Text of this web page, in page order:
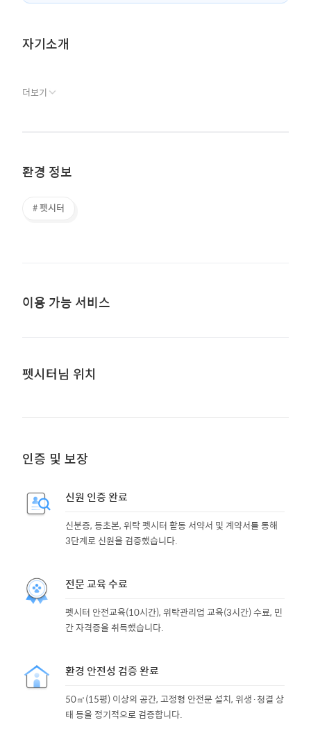
자기소개
더보기
환경 정보
# 펫시터
이용 가능 서비스
펫시터님 위치
인증 및 보장
신원 인증 완료
신분증, 등초본, 위탁 펫시터 활동 서약서 및 계약서를 통해
3단계로 신원을 검증했습니다.
전문 교육 수료
펫시터 안전교육(10시간), 위탁관리업 교육(3시간) 수료, 민
간 자격증을 취득했습니다.
환경 안전성 검증 완료
50㎡(15평) 이상의 공간, 고정형 안전문 설치, 위생·청결 상
태 등을 정기적으로 검증합니다.